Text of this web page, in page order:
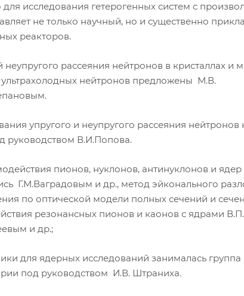
для исследования гетерогенных систем с
не только научный, но и существенно
реакторов.
неупругого рассеяния нейтронов в кристаллах и
нейтронов предложены М.В.
упругого и неупругого рассеяния нейтронов
руководством В.И.Попова.
пионов, нуклонов, антинуклонов и ядер
Г.М.Ваградовым и др., метод эйконального
по оптической модели полных сечений и
резонансных пионов и каонов с ядрами В.П.
и др.;
для ядерных исследований занималась группа
под руководством И.В. Штраниха.